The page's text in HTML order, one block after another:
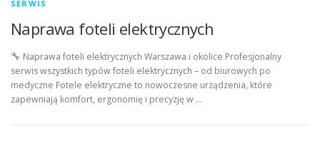
SERWIS
Naprawa foteli elektrycznych
Naprawa foteli elektrycznych Warszawa i okolice Profesjonalny
serwis wszystkich typów foteli elektrycznych – od biurowych po
medyczne Fotele elektryczne to nowoczesne urządzenia, które
zapewniają komfort, ergonomię i precyzję w …